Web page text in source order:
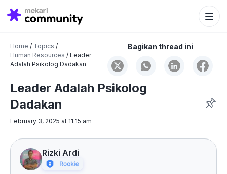
Search
for:
Search
Home / Topics /
Human Resources / Leader
Adalah Psikolog Dadakan
Bagikan thread ini
Leader Adalah Psikolog
Dadakan
February 3, 2025 at 11:15 am
Rizki Ardi